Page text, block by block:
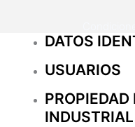
DATOS
USUARIOS
INDUSTRIAL